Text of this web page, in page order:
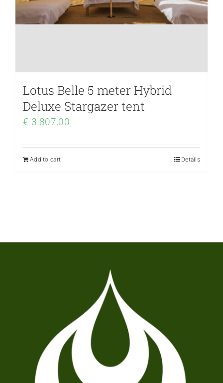
Lotus Belle 5 meter Hybrid
Deluxe Stargazer tent
€ 3.807,00
Add to cart Details